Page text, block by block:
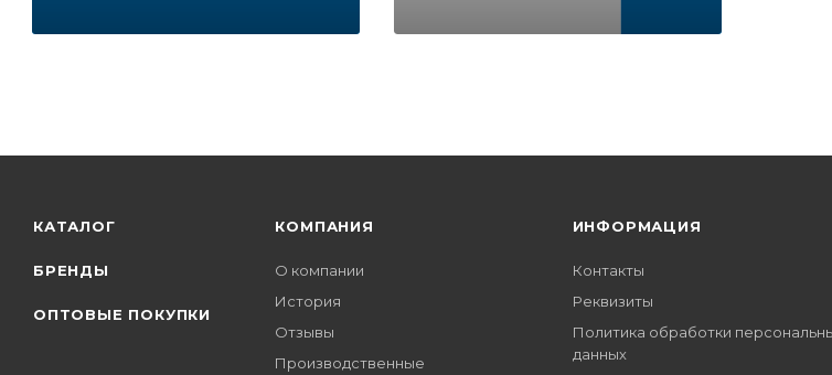
КАТАЛОГ
БРЕНДЫ
ОПТОВЫЕ ПОКУПКИ
КОМПАНИЯ
О компании
История
Отзывы
Производственные
ИНФОРМАЦИЯ
Контакты
Реквизиты
Политика обработки
данных